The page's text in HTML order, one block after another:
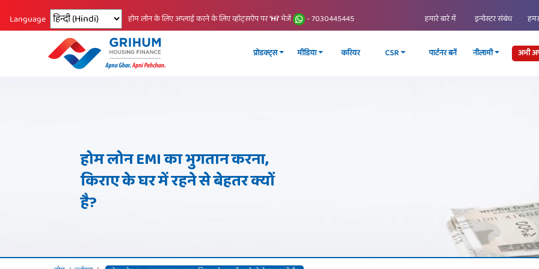
Language Changing language reloads the page.
होम लोन के लिए अप्लाई करने के लिए व्हॉट्सऐप पर'Hi'भेजें - 7030445445 हमारे बारे में इन्वेस्टर संबंध
प्रोडक्ट्स मीडिया करियर CSR पार्टनर बनें नीलामी अभी
होम लोन EMI का भुगतान करना,
किराए के घर में रहने से बेहतर क्यों
है?